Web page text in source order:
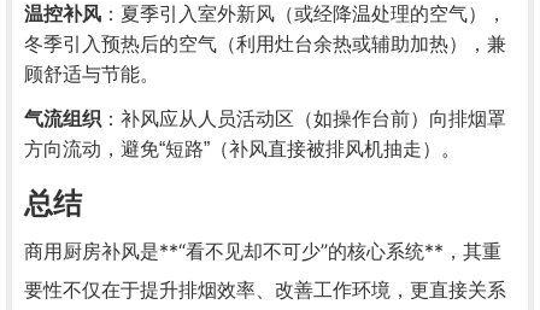
温控补风 ：夏季引入室外新风（或经降温处理的空气），
冬季引入预热后的空气（利用灶台余热或辅助加热），兼
顾舒适与节能。
气流组织 ：补风应从人员活动区（如操作台前）向排烟罩
方向流动，避免“短路”（补风直接被排风机抽走）。
总结
商用厨房补风是**“看不见却不可少”的核心系统**，其重
要性不仅在于提升排烟效率、改善工作环境，更直接关系